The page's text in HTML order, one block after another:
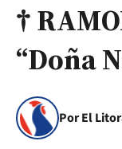
†
“Doña
Por El